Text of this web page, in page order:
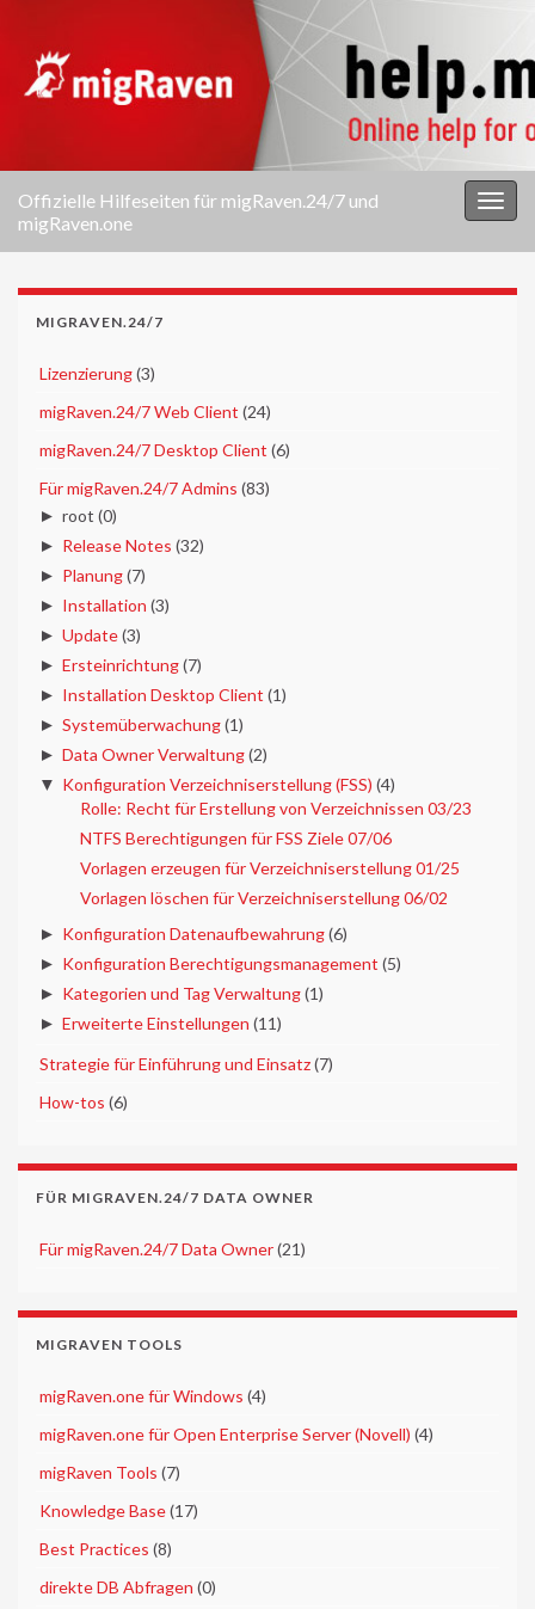
Offizielle Hilfeseiten für migRaven.24/7 und
migRaven.one
MIGRAVEN.24/7
Lizenzierung(3)
migRaven.24/7 Web Client (24)
migRaven.24/7 Desktop Client (6)
Für migRaven.24/7 Admins (83)
► root (0)
► Release Notes (32)
► Planung(7)
► Installation (3)
► Update(3)
► Ersteinrichtung(7)
► Installation Desktop Client (1)
► Systemüberwachung(1)
► Data Owner Verwaltung(2)
▼ Konfiguration Verzeichniserstellung (FSS) (4)
Rolle: Recht für Erstellung von Verzeichnissen 03/23
NTFS Berechtigungen für FSS Ziele 07/06
Vorlagen erzeugen für Verzeichniserstellung 01/25
Vorlagen löschen für Verzeichniserstellung 06/02
► Konfiguration Datenaufbewahrung(6)
► Konfiguration Berechtigungsmanagement (5)
► Kategorien und Tag Verwaltung(1)
► Erweiterte Einstellungen (11)
Strategie für Einführung und Einsatz(7)
How-tos (6)
FÜR MIGRAVEN.24/7 DATA OWNER
Für migRaven.24/7 Data Owner(21)
MIGRAVEN TOOLS
migRaven.one für Windows (4)
migRaven.one für Open Enterprise Server (Novell) (4)
migRaven Tools (7)
Knowledge Base(17)
Best Practices (8)
direkte DB Abfragen (0)